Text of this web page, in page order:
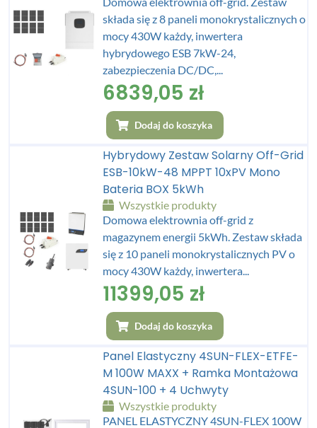
składa się z 8 paneli monokrystalicznych o
mocy 430W każdy, inwertera
hybrydowego ESB 7kW-24,
zabezpieczenia DC/DC,...
6839,05 zł
Dodaj do koszyka
Hybrydowy Zestaw Solarny Off-Grid
ESB-10kW-48 MPPT 10xPV Mono
Bateria BOX 5kWh
Wszystkie produkty
Domowa elektrownia off-grid z
magazynem energii 5kWh. Zestaw składa
się z 10 paneli monokrystalicznych PV o
mocy 430W każdy, inwertera...
11399,05 zł
Dodaj do koszyka
Panel Elastyczny 4SUN-FLEX-ETFE-
M 100W MAXX + Ramka Montażowa
4SUN-100 + 4 Uchwyty
Wszystkie produkty
PANEL ELASTYCZNY 4SUN-FLEX 100W